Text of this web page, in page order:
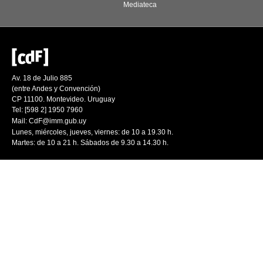
Mediateca
Av. 18 de Julio 885
(entre Andes y Convención)
CP 11100. Montevideo. Uruguay
Tel: [598 2] 1950 7960
Mail: CdF@imm.gub.uy
Lunes, miércoles, jueves, viernes: de 10 a 19.30 h.
Martes: de 10 a 21 h. Sábados de 9.30 a 14.30 h.